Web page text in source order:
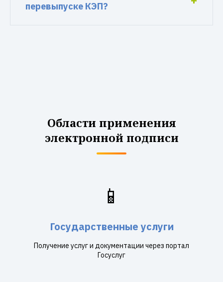
перевыпуске КЭП?
Области применения
электронной подписи
📱
Государственные услуги
Получение услуг и документации через портал
Госуслуг